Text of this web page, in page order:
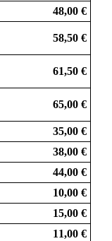
48,00 €
58,50 €
61,50 €
65,00 €
35,00 €
38,00 €
44,00 €
10,00 €
15,00 €
11,00 €